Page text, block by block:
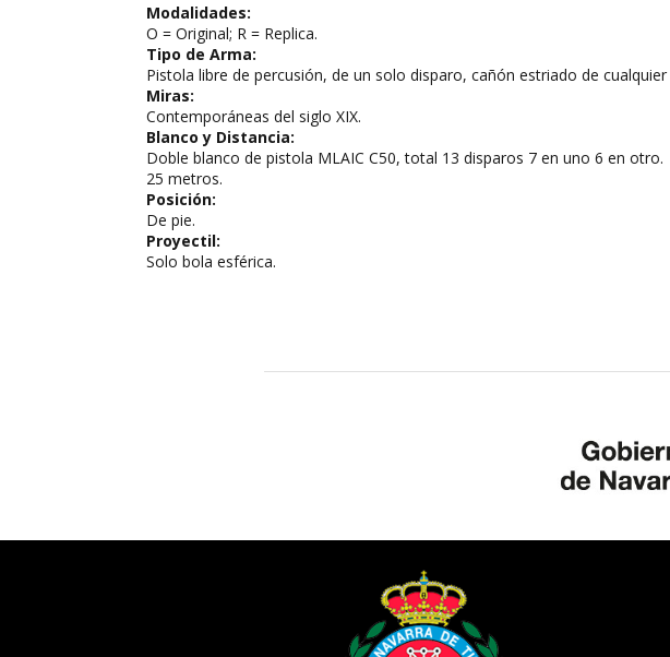
Modalidades:
O = Original; R = Replica.
Tipo de Arma:
Pistola libre de percusión, de un solo disparo, cañón estriado de cualquier
Miras:
Contemporáneas del siglo XIX.
Blanco y Distancia:
Doble blanco de pistola MLAIC C50, total 13 disparos 7 en uno 6 en otro.
25 metros.
Posición:
De pie.
Proyectil:
Solo bola esférica.